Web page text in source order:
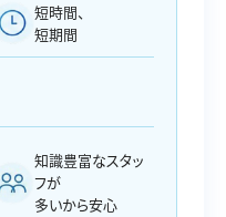
短時間、
短期間
知識豊富なスタッ
フが
多いから安心